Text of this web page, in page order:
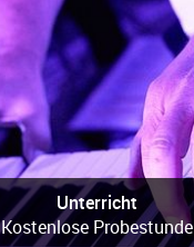
Unterricht
Kostenlose Probestunde